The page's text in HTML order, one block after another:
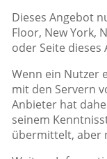
Dieses Angebot
Floor, New York,
oder Seite
Wenn ein Nutzer
mit den Servern
Anbieter hat
seinem
übermittelt, aber